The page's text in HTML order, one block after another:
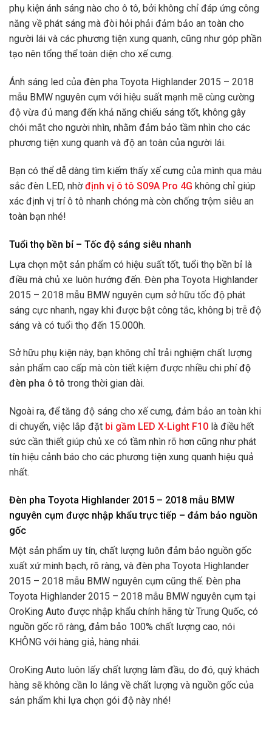
phụ kiện ánh sáng nào cho ô tô, bởi không chỉ đáp ứng công
năng về phát sáng mà đòi hỏi phải đảm bảo an toàn cho
người lái và các phương tiện xung quanh, cũng như góp phần
tạo nên tổng thể toàn diện cho xế cưng.
Ánh sáng led của đèn pha Toyota Highlander 2015 – 2018
mẫu BMW nguyên cụm với hiệu suất mạnh mẽ cùng cường
độ vừa đủ mang đến khả năng chiếu sáng tốt, không gây
chói mắt cho người nhìn, nhằm đảm bảo tầm nhìn cho các
phương tiện xung quanh và độ an toàn của người lái.
Bạn có thể dễ dàng tìm kiếm thấy xế cưng của mình qua màu
sắc đèn LED, nhờ định vị ô tô S09A Pro 4G không chỉ giúp
xác định vị trí ô tô nhanh chóng mà còn chống trộm siêu an
toàn bạn nhé!
Tuổi thọ bền bỉ – Tốc độ sáng siêu nhanh
Lựa chọn một sản phẩm có hiệu suất tốt, tuổi thọ bền bỉ là
điều mà chủ xe luôn hướng đến. Đèn pha Toyota Highlander
2015 – 2018 mẫu BMW nguyên cụm sở hữu tốc độ phát
sáng cực nhanh, ngay khi được bật công tắc, không bị trễ độ
sáng và có tuổi thọ đến 15.000h.
Sở hữu phụ kiện này, bạn không chỉ trải nghiệm chất lượng
sản phẩm cao cấp mà còn tiết kiệm được nhiều chi phíđộ
đèn pha ô tô trong thời gian dài.
Ngoài ra, để tăng độ sáng cho xế cưng, đảm bảo an toàn khi
di chuyển, việc lắp đặt bi gầm LED X-Light F10 là điều hết
sức cần thiết giúp chủ xe có tầm nhìn rõ hơn cũng như phát
tín hiệu cảnh báo cho các phương tiện xung quanh hiệu quả
nhất.
Đèn pha Toyota Highlander 2015 – 2018 mẫu BMW
nguyên cụm được nhập khẩu trực tiếp – đảm bảo nguồn
gốc
Một sản phẩm uy tín, chất lượng luôn đảm bảo nguồn gốc
xuất xứ minh bạch, rõ ràng, và đèn pha Toyota Highlander
2015 – 2018 mẫu BMW nguyên cụm cũng thế. Đèn pha
Toyota Highlander 2015 – 2018 mẫu BMW nguyên cụm tại
OroKing Auto được nhập khẩu chính hãng từ Trung Quốc, có
nguồn gốc rõ ràng, đảm bảo 100% chất lượng cao, nói
KHÔNG với hàng giả, hàng nhái.
OroKing Auto luôn lấy chất lượng làm đầu, do đó, quý khách
hàng sẽ không cần lo lắng về chất lượng và nguồn gốc của
sản phẩm khi lựa chọn gói độ này nhé!